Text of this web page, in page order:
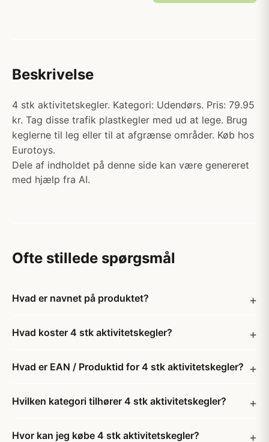
Beskrivelse
4 stk aktivitetskegler. Kategori: Udendørs. Pris: 79.95
kr. Tag disse trafik plastkegler med ud at lege. Brug
keglerne til leg eller til at afgrænse områder. Køb hos
Eurotoys.
Dele af indholdet på denne side kan være genereret
med hjælp fra AI.
Ofte stillede spørgsmål
Hvad er navnet på produktet?
Hvad koster 4 stk aktivitetskegler?
Hvad er EAN / Produktid for 4 stk aktivitetskegler?
Hvilken kategori tilhører 4 stk aktivitetskegler?
Hvor kan jeg købe 4 stk aktivitetskegler?